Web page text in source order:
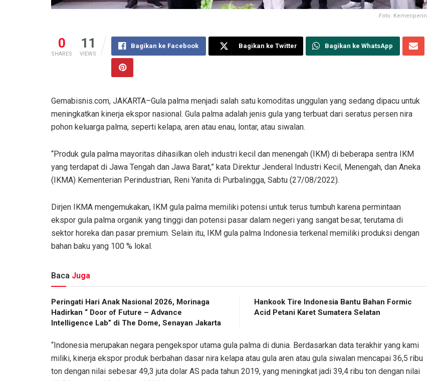
Foto: Kemenperin
0
SHARES
11
VIEWS
Bagikan ke Facebook Bagikan ke Twitter Bagikan ke WhatsApp
Gemabisnis.com, JAKARTA–Gula palma menjadi salah satu komoditas unggulan yang sedang dipacu untuk
meningkatkan kinerja ekspor nasional. Gula palma adalah jenis gula yang terbuat dari seratus persen nira
pohon keluarga palma, seperti kelapa, aren atau enau, lontar, atau siwalan.
“Produk gula palma mayoritas dihasilkan oleh industri kecil dan menengah (IKM) di beberapa sentra IKM
yang terdapat di Jawa Tengah dan Jawa Barat,” kata Direktur Jenderal Industri Kecil, Menengah, dan Aneka
(IKMA) Kementerian Perindustrian, Reni Yanita di Purbalingga, Sabtu (27/08/2022).
Dirjen IKMA mengemukakan, IKM gula palma memiliki potensi untuk terus tumbuh karena permintaan
ekspor gula palma organik yang tinggi dan potensi pasar dalam negeri yang sangat besar, terutama di
sektor horeka dan pasar premium. Selain itu, IKM gula palma Indonesia terkenal memiliki produksi dengan
bahan baku yang 100 % lokal.
Baca Juga
Peringati Hari Anak Nasional 2026, Morinaga
Hadirkan “ Door of Future – Advance
Intelligence Lab” di The Dome, Senayan Jakarta
Hankook Tire Indonesia Bantu Bahan Formic
Acid Petani Karet Sumatera Selatan
“Indonesia merupakan negara pengekspor utama gula palma di dunia. Berdasarkan data terakhir yang kami
miliki, kinerja ekspor produk berbahan dasar nira kelapa atau gula aren atau gula siwalan mencapai 36,5 ribu
ton dengan nilai sebesar 49,3 juta dolar AS pada tahun 2019, yang meningkat jadi 39,4 ribu ton dengan nilai